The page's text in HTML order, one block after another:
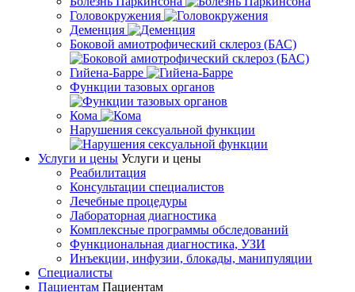
Головокружения
Деменция
Боковой амиотрофический склероз (БАС)
Гийена-Барре
Функции тазовых органов
Кома
Нарушения сексуальной функции
Услуги и цены Услуги и цены
Реабилитация
Консультации специалистов
Лечебные процедуры
Лабораторная диагностика
Комплексные программы обследований
Функциональная диагностика, УЗИ
Инъекции, инфузии, блокады, манипуляции
Специалисты
Пациентам Пациентам